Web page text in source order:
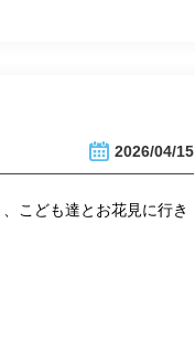
2026/04/15
こども達とお花見に行き